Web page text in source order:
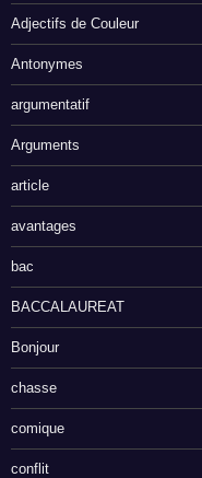
Adjectifs de Couleur
Antonymes
argumentatif
Arguments
article
avantages
bac
BACCALAUREAT
Bonjour
chasse
comique
conflit